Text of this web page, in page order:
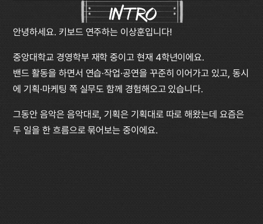
intro
안녕하세요. 키보드 연주하는 이상훈입니다!
중앙대학교 경영학부 재학 중이고 현재 4학년이에요.
밴드 활동을 하면서 연습·작업·공연을 꾸준히 이어가고 있고, 동시
에 기획·마케팅 쪽 실무도 함께 경험해오고 있습니다.
그동안 음악은 음악대로, 기획은 기획대로 따로 해왔는데 요즘은
두 일을 한 흐름으로 묶어보는 중이에요.